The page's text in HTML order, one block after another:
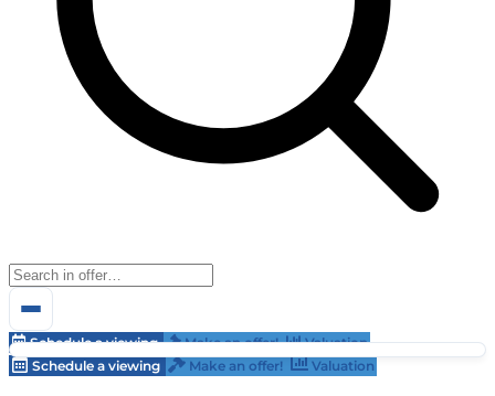
Schedule a viewing Make an offer!
Valuation
Schedule a viewing
Make an offer! Valuation